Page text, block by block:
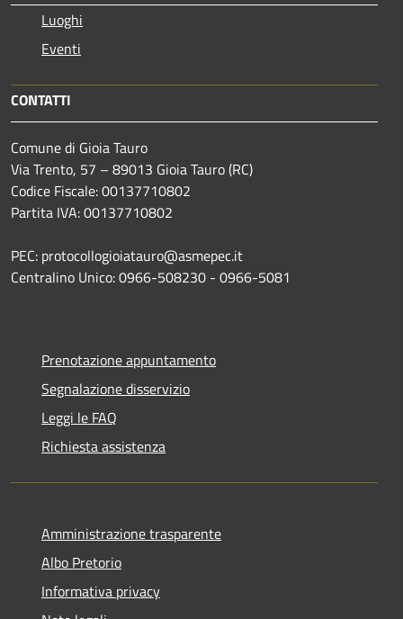
Luoghi
Eventi
CONTATTI
Comune di Gioia Tauro
Via Trento, 57 – 89013 Gioia Tauro (RC)
Codice Fiscale: 00137710802
Partita IVA: 00137710802
PEC: protocollogioiatauro@asmepec.it
Centralino Unico: 0966-508230 - 0966-5081
Prenotazione appuntamento
Segnalazione disservizio
Leggi le FAQ
Richiesta assistenza
Amministrazione trasparente
Albo Pretorio
Informativa privacy